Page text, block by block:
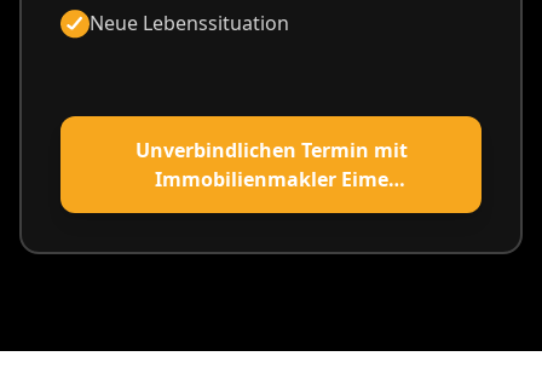
Neue Lebenssituation
Unverbindlichen Termin mit
Immobilienmakler Eime
vereinbaren